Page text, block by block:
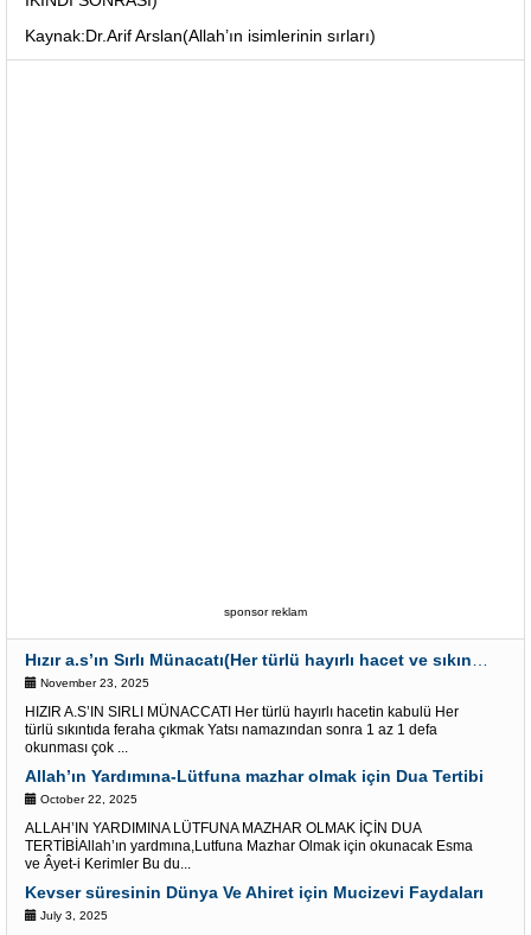
Kaynak:Dr.Arif Arslan(Allah’ın isimlerinin sırları)
sponsor reklam
November 23, 2025
HIZIR A.S’IN SIRLI MÜNACCATI Her türlü hayırlı hacetin kabulü Her
türlü sıkıntıda feraha çıkmak Yatsı namazından sonra 1 az 1 defa
okunması çok ...
Allah’ın Yardımına-Lütfuna mazhar olmak için Dua Tertibi
October 22, 2025
ALLAH’IN YARDIMINA LÜTFUNA MAZHAR OLMAK İÇİN DUA
TERTİBİAllah’ın yardmına,Lutfuna Mazhar Olmak için okunacak Esma
ve Âyet-i Kerimler Bu du...
Kevser süresinin Dünya Ve Ahiret için Mucizevi Faydaları
July 3, 2025